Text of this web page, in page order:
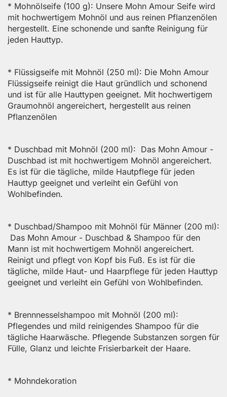
* Mohnölseife (100 g): Unsere Mohn Amour Seife wird
mit hochwertigem Mohnöl und aus reinen Pflanzenölen
hergestellt. Eine schonende und sanfte Reinigung für
jeden Hauttyp.
* Flüssigseife mit Mohnöl (250 ml): Die Mohn Amour
Flüssigseife reinigt die Haut gründlich und schonend
und ist für alle Hauttypen geeignet. Mit hochwertigem
Graumohnöl angereichert, hergestellt aus reinen
Pflanzenölen
* Duschbad mit Mohnöl (200 ml): Das Mohn Amour -
Duschbad ist mit hochwertigem Mohnöl angereichert.
Es ist für die tägliche, milde Hautpflege für jeden
Hauttyp geeignet und verleiht ein Gefühl von
Wohlbefinden.
* Duschbad/Shampoo mit Mohnöl für Männer (200 ml):
Das Mohn Amour - Duschbad & Shampoo für den
Mann ist mit hochwertigem Mohnöl angereichert.
Reinigt und pflegt von Kopf bis Fuß. Es ist für die
tägliche, milde Haut- und Haarpflege für jeden Hauttyp
geeignet und verleiht ein Gefühl von Wohlbefinden.
* Brennnesselshampoo mit Mohnöl (200 ml):
Pflegendes und mild reinigendes Shampoo für die
tägliche Haarwäsche. Pflegende Substanzen sorgen für
Fülle, Glanz und leichte Frisierbarkeit der Haare.
* Mohndekoration